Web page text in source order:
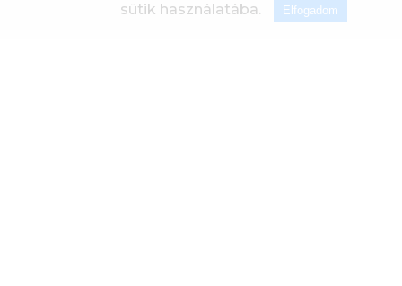
sütik használatába.
Elfogadom